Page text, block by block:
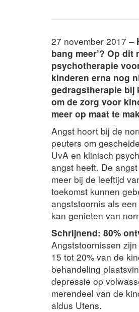
27 november 2017 –
bang meer’? Op
psychotherapie
kinderen erna nog
gedragstherapie bij
om de zorg voor
meer op maat te
Angst hoort bij de
peuters om
UvA en klinisch
angst heeft. De
meer bij de leeftijd
toekomst kunnen
angststoornis als
kan genieten van
Schrijnend: 80%
Angststoornissen
15 tot 20% van de
behandeling
depressie op
merendeel van de
aldus Utens.